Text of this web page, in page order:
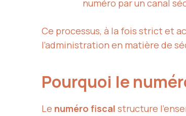
numéro par un canal
Ce processus, à la fois strict et
l’administration en matière de
Pourquoi le
Le numéro fiscal structure